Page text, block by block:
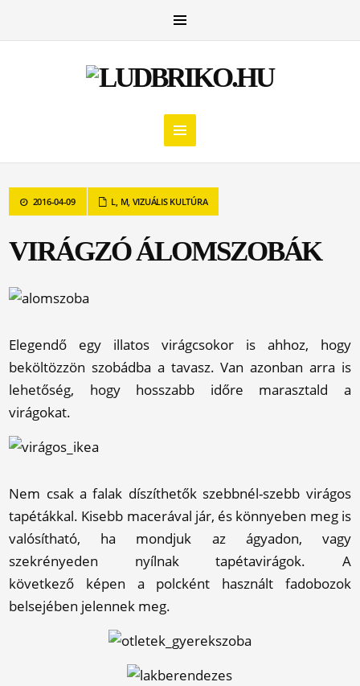
2016-04-09 L, M, VIZUÁLIS KULTÚRA
VIRÁGZÓ ÁLOMSZOBÁK
Elegendő egy illatos virágcsokor is ahhoz, hogy
beköltözzön szobádba a tavasz. Van azonban arra is
lehetőség, hogy hosszabb időre marasztald a
virágokat.
Nem csak a falak díszíthetők szebbnél-szebb virágos
tapétákkal. Kisebb macerával jár, és könnyeben meg is
valósítható, ha mondjuk az ágyadon, vagy
szekrényeden nyílnak tapétavirágok. A
következő képen a polcként használt fadobozok
belsejében jelennek meg.